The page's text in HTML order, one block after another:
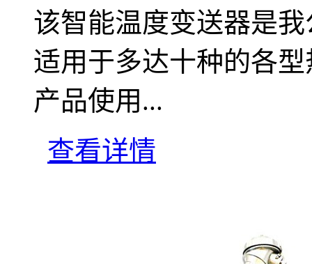
该智能温度变送器是
适用于多达十种的各
产品使用...
查看详情